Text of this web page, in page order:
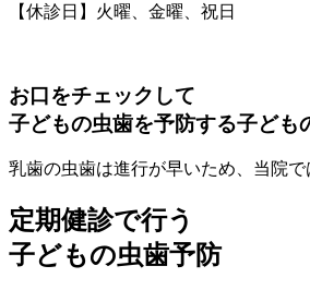
【休診日】火曜、金曜、祝日
お口をチェックして
子どもの虫歯を予防する子ども
乳歯の虫歯は進行が早いため、当院
定期健診で行う
子どもの虫歯予防